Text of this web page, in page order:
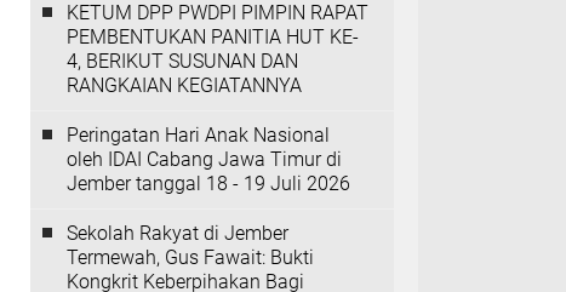
KETUM DPP PWDPI PIMPIN RAPAT
PEMBENTUKAN PANITIA HUT KE-
4, BERIKUT SUSUNAN DAN
RANGKAIAN KEGIATANNYA
Peringatan Hari Anak Nasional
oleh IDAI Cabang Jawa Timur di
Jember tanggal 18 - 19 Juli 2026
‎Sekolah Rakyat di Jember
Termewah, Gus Fawait: Bukti
Kongkrit Keberpihakan Bagi